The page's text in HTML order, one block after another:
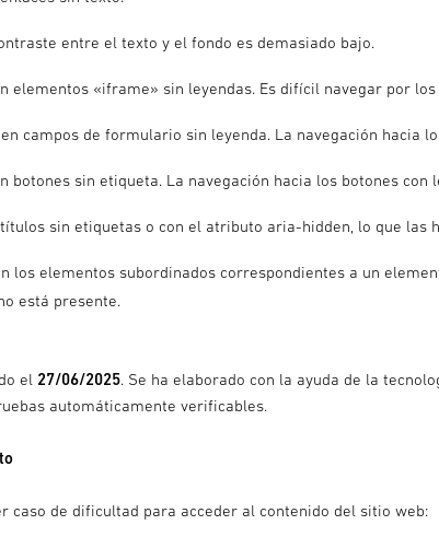
entre el texto y el fondo es demasiado bajo.
elementos «iframe» sin leyendas. Es difícil navegar por
campos de formulario sin leyenda. La navegación hacia
botones sin etiqueta. La navegación hacia los botones
sin etiquetas o con el atributo aria-hidden, lo que las
los elementos subordinados correspondientes a un
está presente.
el 27/06/2025. Se ha elaborado con la ayuda de la
automáticamente verificables.
caso de dificultad para acceder al contenido del sitio web: